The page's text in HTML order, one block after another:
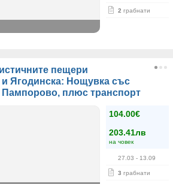
2 грабнати
пещери
Ягодинска: Нощувка със
Пампорово, плюс транспорт
104.00€
203.41лв
на човек
27.03 - 13.09
3 грабнати